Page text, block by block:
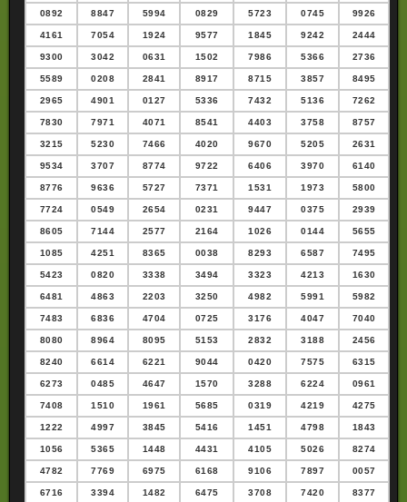
0892 8847 5994 0829 5723 0745 9926
4161 7054 1924 9577 1845 9242 2444
9300 3042 0631 1502 7986 5366 2736
5589 0208 2841 8917 8715 3857 8495
2965 4901 0127 5336 7432 5136 7262
7830 7971 4071 8541 4403 3758 8757
3215 5230 7466 4020 9670 5205 2631
9534 3707 8774 9722 6406 3970 6140
8776 9636 5727 7371 1531 1973 5800
7724 0549 2654 0231 9447 0375 2939
8605 7144 2577 2164 1026 0144 5655
1085 4251 8365 0038 8293 6587 7495
5423 0820 3338 3494 3323 4213 1630
6481 4863 2203 3250 4982 5991 5982
7483 6836 4704 0725 3176 4047 7040
8080 8964 8095 5153 2832 3188 2456
8240 6614 6221 9044 0420 7575 6315
6273 0485 4647 1570 3288 6224 0961
7408 1510 1961 5685 0319 4219 4275
1222 4997 3845 5416 1451 4798 1843
1056 5365 1448 4431 4105 5026 8274
4782 7769 6975 6168 9106 7897 0057
6716 3394 1482 6475 3708 7420 8377